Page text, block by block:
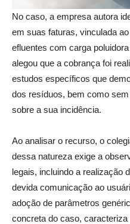
No caso, a empresa autora
em suas faturas, vinculada
efluentes com carga
alegou que a cobrança foi
estudos específicos que
dos resíduos, bem como
sobre a sua incidência.
Ao analisar o recurso, o
dessa natureza exige a
legais, incluindo a realização
devida comunicação ao
adoção de parâmetros
concreta do caso, caracteriza